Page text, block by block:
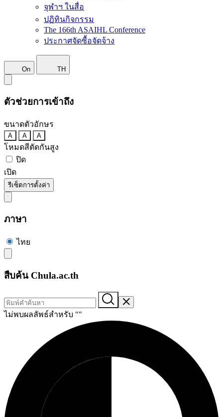
จุฬาฯ ในสื่อ
ปฏิทินกิจกรรม
The 166th ASAIHL Conference
ประกาศจัดซื้อจัดจ้าง
On TH
ตัวช่วยการเข้าถึง
ขนาดตัวอักษร
A A A
โหมดสีตัดกันสูง
ปิด
เปิด
รีเซ็ตการตั้งค่า
ภาษา
ไทย
สืบค้น Chula.ac.th
ไม่พบผลลัพธ์สำหรับ ""